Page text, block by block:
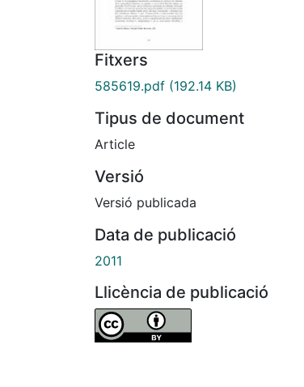
Fitxers
585619.pdf (192.14 KB)
Tipus de document
Article
Versió
Versió publicada
Data de publicació
2011
Llicència de publicació